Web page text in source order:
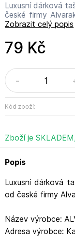
Luxusní dárková
české firmy Alvarak. Název výrobce: ALVARAK
a.s. Adresa
Zobrazit celý popis
79 Kč
-
Kód zboží:
Zboží je
Popis
Luxusní dárková
od české firmy
Název výrobce:
Adresa výrobce: